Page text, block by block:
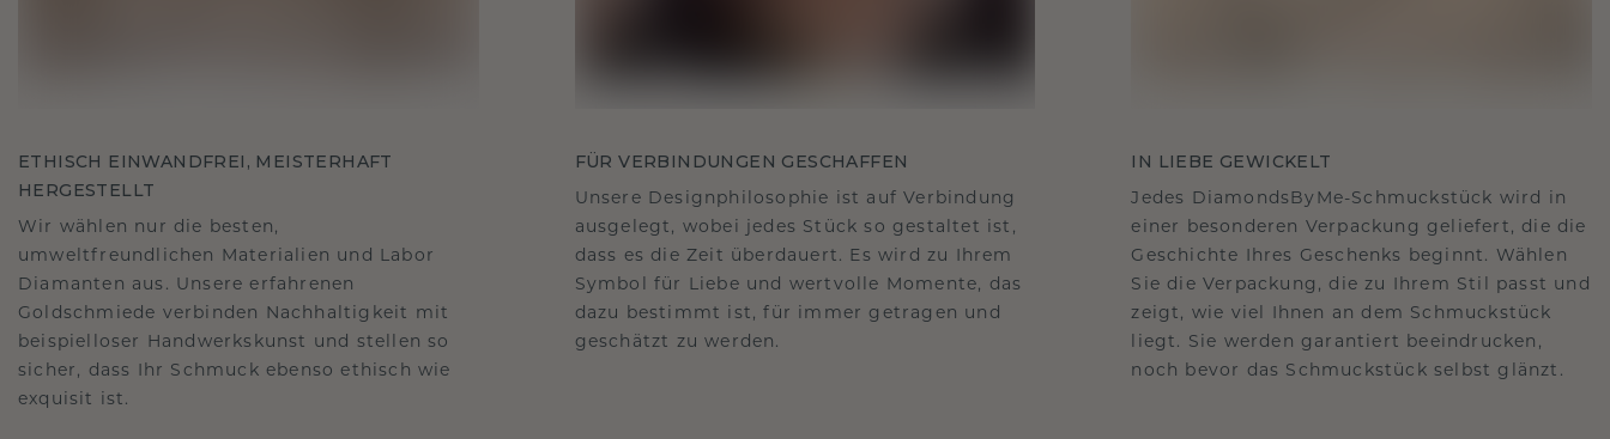
ETHISCH EINWANDFREI, MEISTERHAFT
HERGESTELLT
Wir wählen nur die besten,
umweltfreundlichen Materialien und Labor
Diamanten aus. Unsere erfahrenen
Goldschmiede verbinden Nachhaltigkeit mit
beispielloser Handwerkskunst und stellen so
sicher, dass Ihr Schmuck ebenso ethisch wie
exquisit ist.
FÜR VERBINDUNGEN GESCHAFFEN
Unsere Designphilosophie ist auf Verbindung
ausgelegt, wobei jedes Stück so gestaltet ist,
dass es die Zeit überdauert. Es wird zu Ihrem
Symbol für Liebe und wertvolle Momente, das
dazu bestimmt ist, für immer getragen und
geschätzt zu werden.
IN LIEBE GEWICKELT
Jedes DiamondsByMe-Schmuckstück wird in
einer besonderen Verpackung geliefert, die die
Geschichte Ihres Geschenks beginnt. Wählen
Sie die Verpackung, die zu Ihrem Stil passt und
zeigt, wie viel Ihnen an dem Schmuckstück
liegt. Sie werden garantiert beeindrucken,
noch bevor das Schmuckstück selbst glänzt.